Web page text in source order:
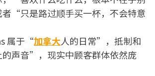
“只是路过顺手买一杯，不会特意
属于“加拿大人的日常”，抵制和
声音”，现实中顾客群体依然庞